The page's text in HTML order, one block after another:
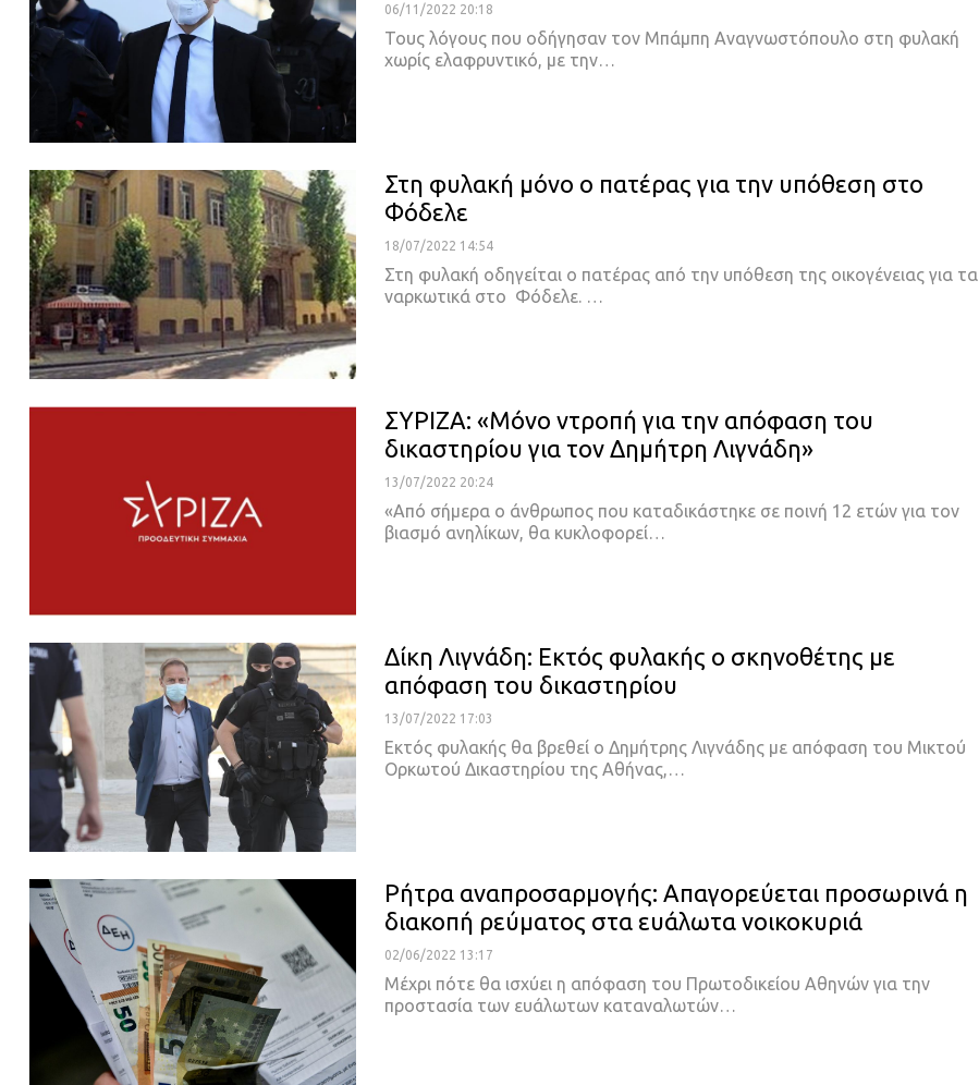
06/11/2022 20:18
Τους λόγους που οδήγησαν τον Μπάμπη Αναγνωστόπουλο στη φυλακή
χωρίς ελαφρυντικό, με την…
Στη φυλακή μόνο ο πατέρας για την υπόθεση στο
Φόδελε
18/07/2022 14:54
Στη φυλακή οδηγείται ο πατέρας από την υπόθεση της οικογένειας για τα
ναρκωτικά στο Φόδελε. …
ΣΥΡΙΖΑ: «Μόνο ντροπή για την απόφαση του
δικαστηρίου για τον Δημήτρη Λιγνάδη»
13/07/2022 20:24
«Από σήμερα ο άνθρωπος που καταδικάστηκε σε ποινή 12 ετών για τον
βιασμό ανηλίκων, θα κυκλοφορεί…
Δίκη Λιγνάδη: Εκτός φυλακής ο σκηνοθέτης με
απόφαση του δικαστηρίου
13/07/2022 17:03
Εκτός φυλακής θα βρεθεί ο Δημήτρης Λιγνάδης με απόφαση του Μικτού
Ορκωτού Δικαστηρίου της Αθήνας,…
Ρήτρα αναπροσαρμογής: Απαγορεύεται προσωρινά η
διακοπή ρεύματος στα ευάλωτα νοικοκυριά
02/06/2022 13:17
Μέχρι πότε θα ισχύει η απόφαση του Πρωτοδικείου Αθηνών για την
προστασία των ευάλωτων καταναλωτών…